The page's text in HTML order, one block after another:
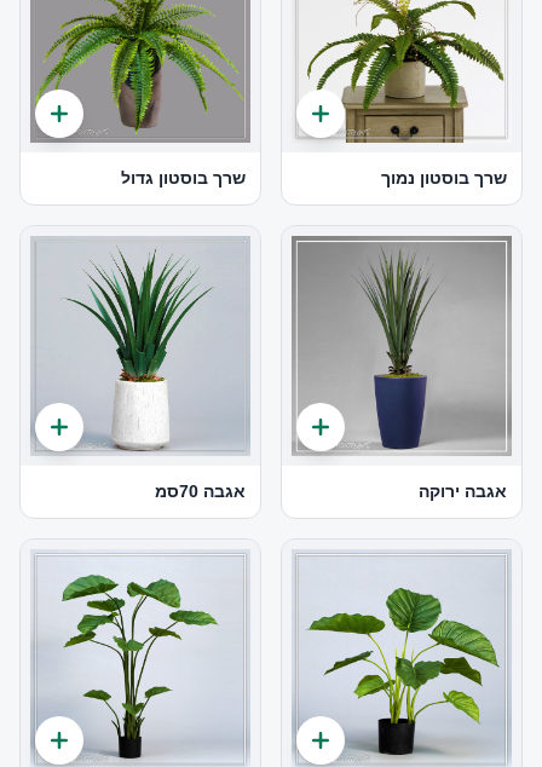
שרך בוסטון נמוך שרך בוסטון גדול
אגבה ירוקה אגבה 70סמ